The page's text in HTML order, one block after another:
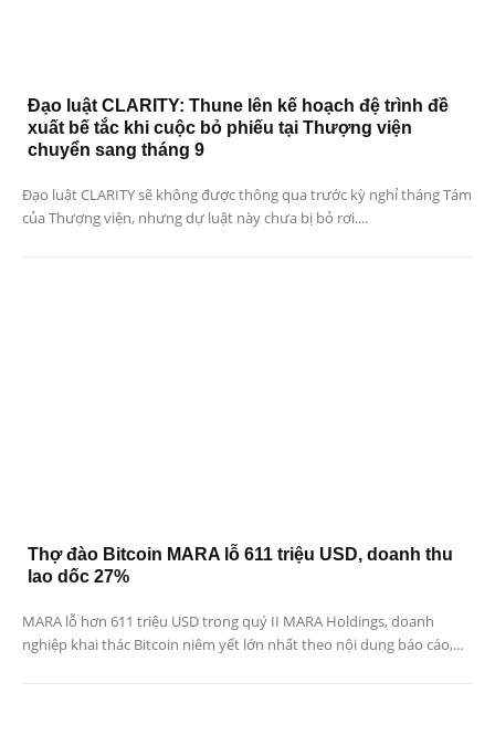
Đạo luật CLARITY: Thune lên kế hoạch đệ trình đề
xuất bế tắc khi cuộc bỏ phiếu tại Thượng viện
chuyển sang tháng 9
Đạo luật CLARITY sẽ không được thông qua trước kỳ nghỉ tháng Tám
của Thượng viện, nhưng dự luật này chưa bị bỏ rơi....
Thợ đào Bitcoin MARA lỗ 611 triệu USD, doanh thu
lao dốc 27%
MARA lỗ hơn 611 triệu USD trong quý II MARA Holdings, doanh
nghiệp khai thác Bitcoin niêm yết lớn nhất theo nội dung báo cáo,...